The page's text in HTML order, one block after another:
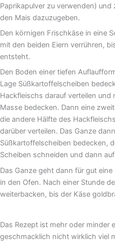
Paprikapulver zu verwenden)
den Mais dazuzugeben.
Den körnigen Frischkäse in eine
mit den beiden Eiern verrühren,
entsteht.
Den Boden einer tiefen
Lage Süßkartoffelscheiben
Hackfleischs darauf verteilen
Masse bedecken. Dann eine
die andere Hälfte des
darüber verteilen. Das Ganze
Süßkartoffelscheiben bedecken,
Scheiben schneiden und dann
Das Ganze geht dann für gut
in den Ofen. Nach einer Stunde
weiterbacken, bis der Käse
Das Rezept ist mehr oder minder
geschmacklich nicht wirklich viel